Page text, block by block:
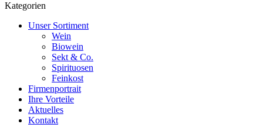
Kategorien
Unser Sortiment
Wein
Biowein
Sekt & Co.
Spirituosen
Feinkost
Firmenportrait
Ihre Vorteile
Aktuelles
Kontakt